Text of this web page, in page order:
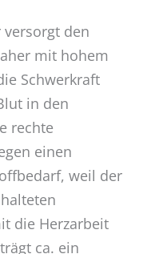
den
mit hohem
Schwerkraft
in den
rechte
einen
weil der
die Herzarbeit
ca. ein